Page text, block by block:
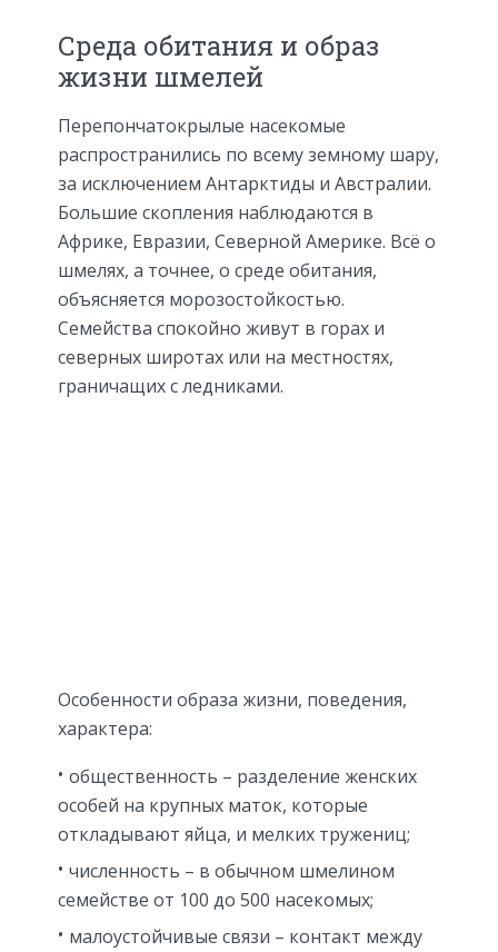
Среда обитания и образ
жизни шмелей
Перепончатокрылые насекомые
распространились по всему земному шару,
за исключением Антарктиды и Австралии.
Большие скопления наблюдаются в
Африке, Евразии, Северной Америке. Всё о
шмелях, а точнее, о среде обитания,
объясняется морозостойкостью.
Семейства спокойно живут в горах и
северных широтах или на местностях,
граничащих с ледниками.
Особенности образа жизни, поведения,
характера:
общественность – разделение женских
особей на крупных маток, которые
откладывают яйца, и мелких тружениц;
численность – в обычном шмелином
семействе от 100 до 500 насекомых;
малоустойчивые связи – контакт между